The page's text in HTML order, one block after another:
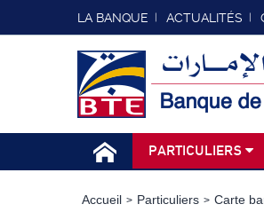
LA BANQUE ACTUALITÉS
PARTICULIERS
Accueil Particuliers Carte